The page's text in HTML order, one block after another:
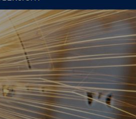
rund um deinen Traumjob
Arbeitsplatz